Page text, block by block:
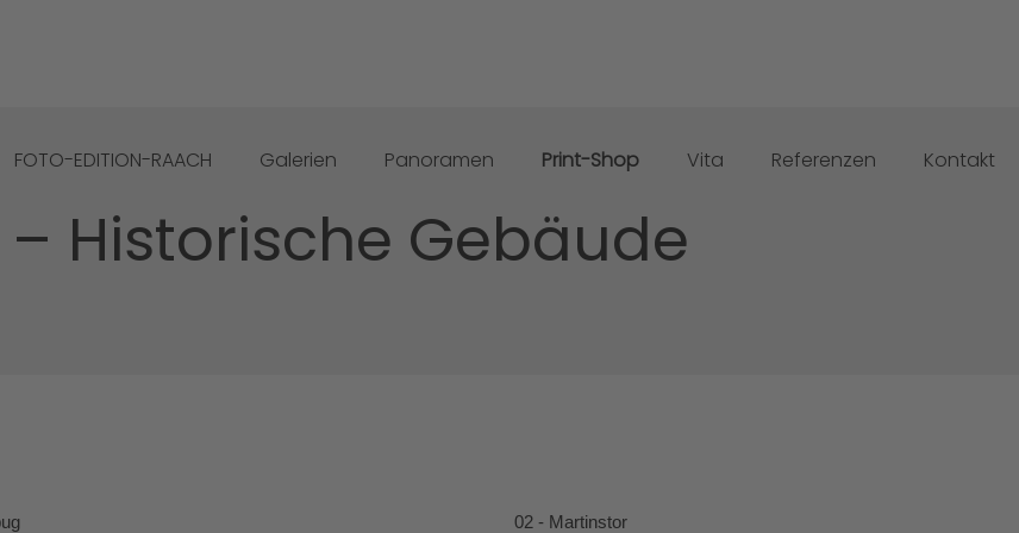
FOTO-EDITION-RAACH Galerien Panoramen Print-Shop Vita Referenzen Kontakt
Historische Gebäude
02 - Martinstor